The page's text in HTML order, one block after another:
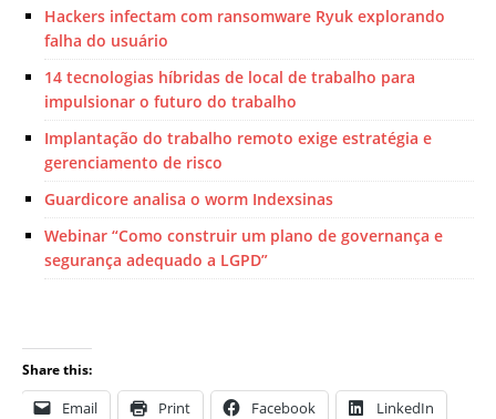
Hackers infectam com ransomware Ryuk explorando
falha do usuário
14 tecnologias híbridas de local de trabalho para
impulsionar o futuro do trabalho
Implantação do trabalho remoto exige estratégia e
gerenciamento de risco
Guardicore analisa o worm Indexsinas
Webinar “Como construir um plano de governança e
segurança adequado a LGPD”
Share this:
Email Print Facebook LinkedIn